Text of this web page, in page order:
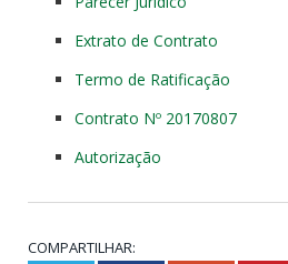
Extrato de Contrato
Termo de Ratificação
Contrato Nº 20170807
Autorização
COMPARTILHAR: